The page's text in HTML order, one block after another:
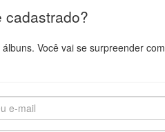
cadastrado?
Você vai se surpreender com